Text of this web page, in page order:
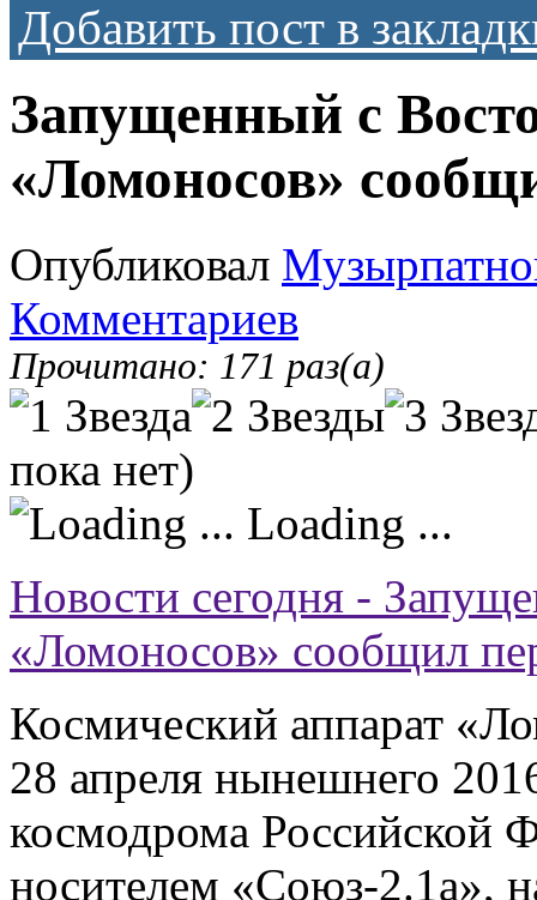
Добавить пост в
Запущенный с
«Ломоносов»
Опубликовал
Комментариев
Прочитано: 171 раз(а)
пока нет)
Loading ...
Новости сегодня -
«Ломоносов» сообщил
Космический аппарат
28 апреля нынешнего
космодрома Российской
носителем «Союз-2.1а»,